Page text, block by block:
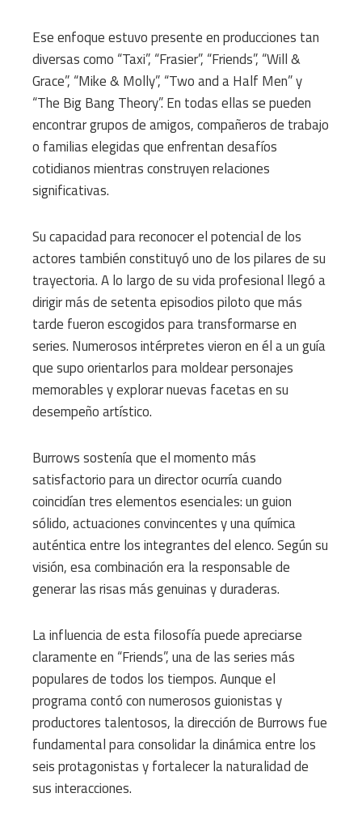
Ese enfoque estuvo presente en producciones tan
diversas como “Taxi”, “Frasier”, “Friends”, “Will &
Grace”, “Mike & Molly”, “Two and a Half Men” y
“The Big Bang Theory”. En todas ellas se pueden
encontrar grupos de amigos, compañeros de trabajo
o familias elegidas que enfrentan desafíos
cotidianos mientras construyen relaciones
significativas.
Su capacidad para reconocer el potencial de los
actores también constituyó uno de los pilares de su
trayectoria. A lo largo de su vida profesional llegó a
dirigir más de setenta episodios piloto que más
tarde fueron escogidos para transformarse en
series. Numerosos intérpretes vieron en él a un guía
que supo orientarlos para moldear personajes
memorables y explorar nuevas facetas en su
desempeño artístico.
Burrows sostenía que el momento más
satisfactorio para un director ocurría cuando
coincidían tres elementos esenciales: un guion
sólido, actuaciones convincentes y una química
auténtica entre los integrantes del elenco. Según su
visión, esa combinación era la responsable de
generar las risas más genuinas y duraderas.
La influencia de esta filosofía puede apreciarse
claramente en “Friends”, una de las series más
populares de todos los tiempos. Aunque el
programa contó con numerosos guionistas y
productores talentosos, la dirección de Burrows fue
fundamental para consolidar la dinámica entre los
seis protagonistas y fortalecer la naturalidad de
sus interacciones.